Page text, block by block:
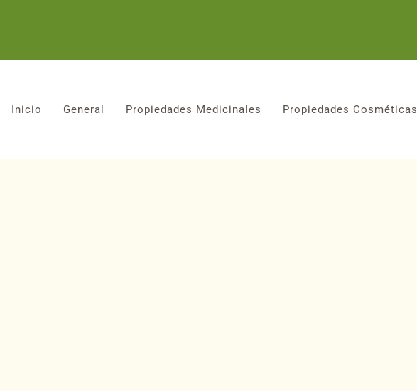
Inicio General Propiedades Medicinales Propiedades Cosméticas